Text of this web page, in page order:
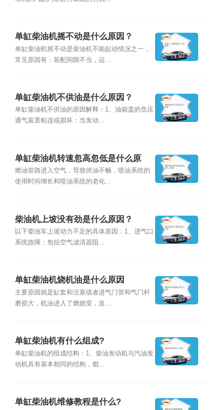
单缸柴油机摇不动是什么原因？
单缸柴油机摇不动是柴油机不能起动情况之一，
常见原因有：装配间隙不当，运...
单缸柴油机不供油是什么原因？
单缸柴油机不供油的原因解释：1、油箱盖的负压
通气装置粘连或损坏：当发动...
单缸柴油机转速忽高忽低是什么原
因？
燃油管路进入空气，导致供油不畅，喷油系统的
使用时间增长和喷油系统的老化...
柴油机上坡没有劲是什么原因？
以下柴油车上坡动力不足的具体原因：1、进气口
系统故障：包括空气滤清器阻...
单缸柴油机烧机油是什么原因
主要原因就是缸套和活塞或者进气门管和气门杆
磨损大，机油进入了燃烧室，造...
单缸柴油机有什么组成?
单缸柴油机的组成结构：1、柴油发动机与汽油发
动机具有基本相同的结构，都...
单缸柴油机维修教程是什么?